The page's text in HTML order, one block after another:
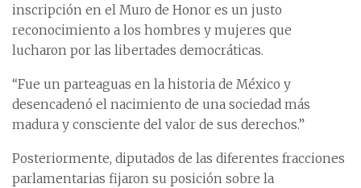
inscripción en el Muro de Honor es un justo
reconocimiento a los hombres y mujeres que
lucharon por las libertades democráticas.
“Fue un parteaguas en la historia de México y
desencadenó el nacimiento de una sociedad más
madura y consciente del valor de sus derechos.”
Posteriormente, diputados de las diferentes fracciones
parlamentarias fijaron su posición sobre la